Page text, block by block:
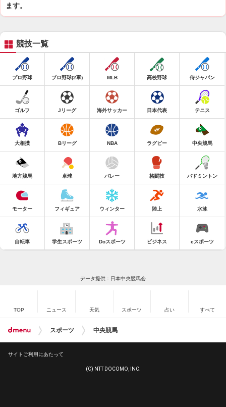
ます。
競技一覧
プロ野球 プロ野球(2軍) MLB 高校野球 侍ジャパン
ゴルフ Jリーグ 海外サッカー 日本代表 テニス
大相撲 Bリーグ NBA ラグビー 中央競馬
地方競馬 卓球 バレー 格闘技 バドミントン
モーター フィギュア ウィンター 陸上 水泳
自転車 学生スポーツ Doスポーツ ビジネス eスポーツ
データ提供：日本中央競馬会
TOP ニュース 天気 スポーツ 占い すべて
スポーツ 中央競馬
サイトご利用にあたって
(C) NTT DOCOMO, INC.